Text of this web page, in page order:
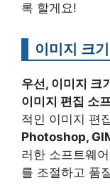
록 할게요!
이미지 크
우선, 이미지 크
이미지 편집 소
적인 이미지 편
Photoshop,
러한 소프트웨
를 조절하고 품